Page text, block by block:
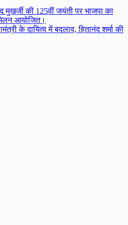
मुखर्जी की 125वीं जयंती पर भाजपा का
आयोजित।
के दायित्व में बदलाव, हितानंद शर्मा की